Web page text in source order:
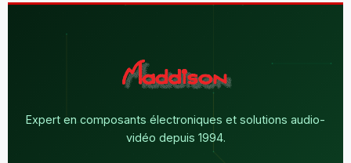
Expert en composants électroniques et solutions audio-
vidéo depuis 1994.